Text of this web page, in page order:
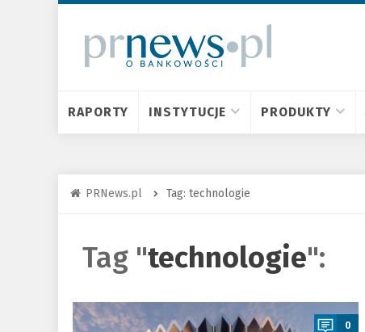
RAPORTY INSTYTUCJE PRODUKTY
PRNews.pl Tag: technologie
Tag "technologie":
a
0